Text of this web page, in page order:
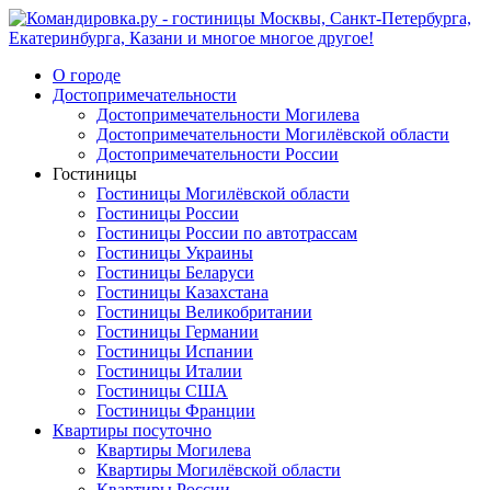
О городе
Достопримечательности
Достопримечательности Могилева
Достопримечательности Могилёвской области
Достопримечательности России
Гостиницы
Гостиницы Могилёвской области
Гостиницы России
Гостиницы России по автотрассам
Гостиницы Украины
Гостиницы Беларуси
Гостиницы Казахстана
Гостиницы Великобритании
Гостиницы Германии
Гостиницы Испании
Гостиницы Италии
Гостиницы США
Гостиницы Франции
Квартиры посуточно
Квартиры Могилева
Квартиры Могилёвской области